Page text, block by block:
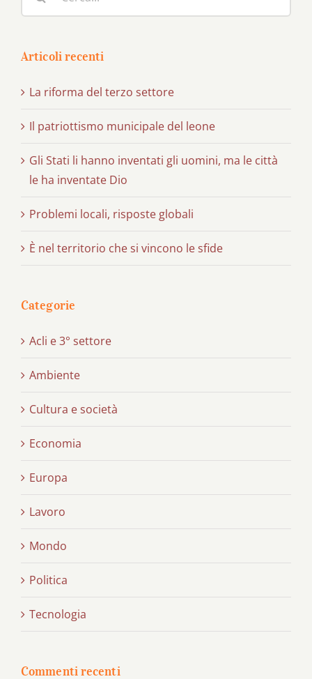
per:
Articoli recenti
La riforma del terzo settore
Il patriottismo municipale del leone
Gli Stati li hanno inventati gli uomini, ma le città
le ha inventate Dio
Problemi locali, risposte globali
È nel territorio che si vincono le sfide
Categorie
Acli e 3° settore
Ambiente
Cultura e società
Economia
Europa
Lavoro
Mondo
Politica
Tecnologia
Commenti recenti